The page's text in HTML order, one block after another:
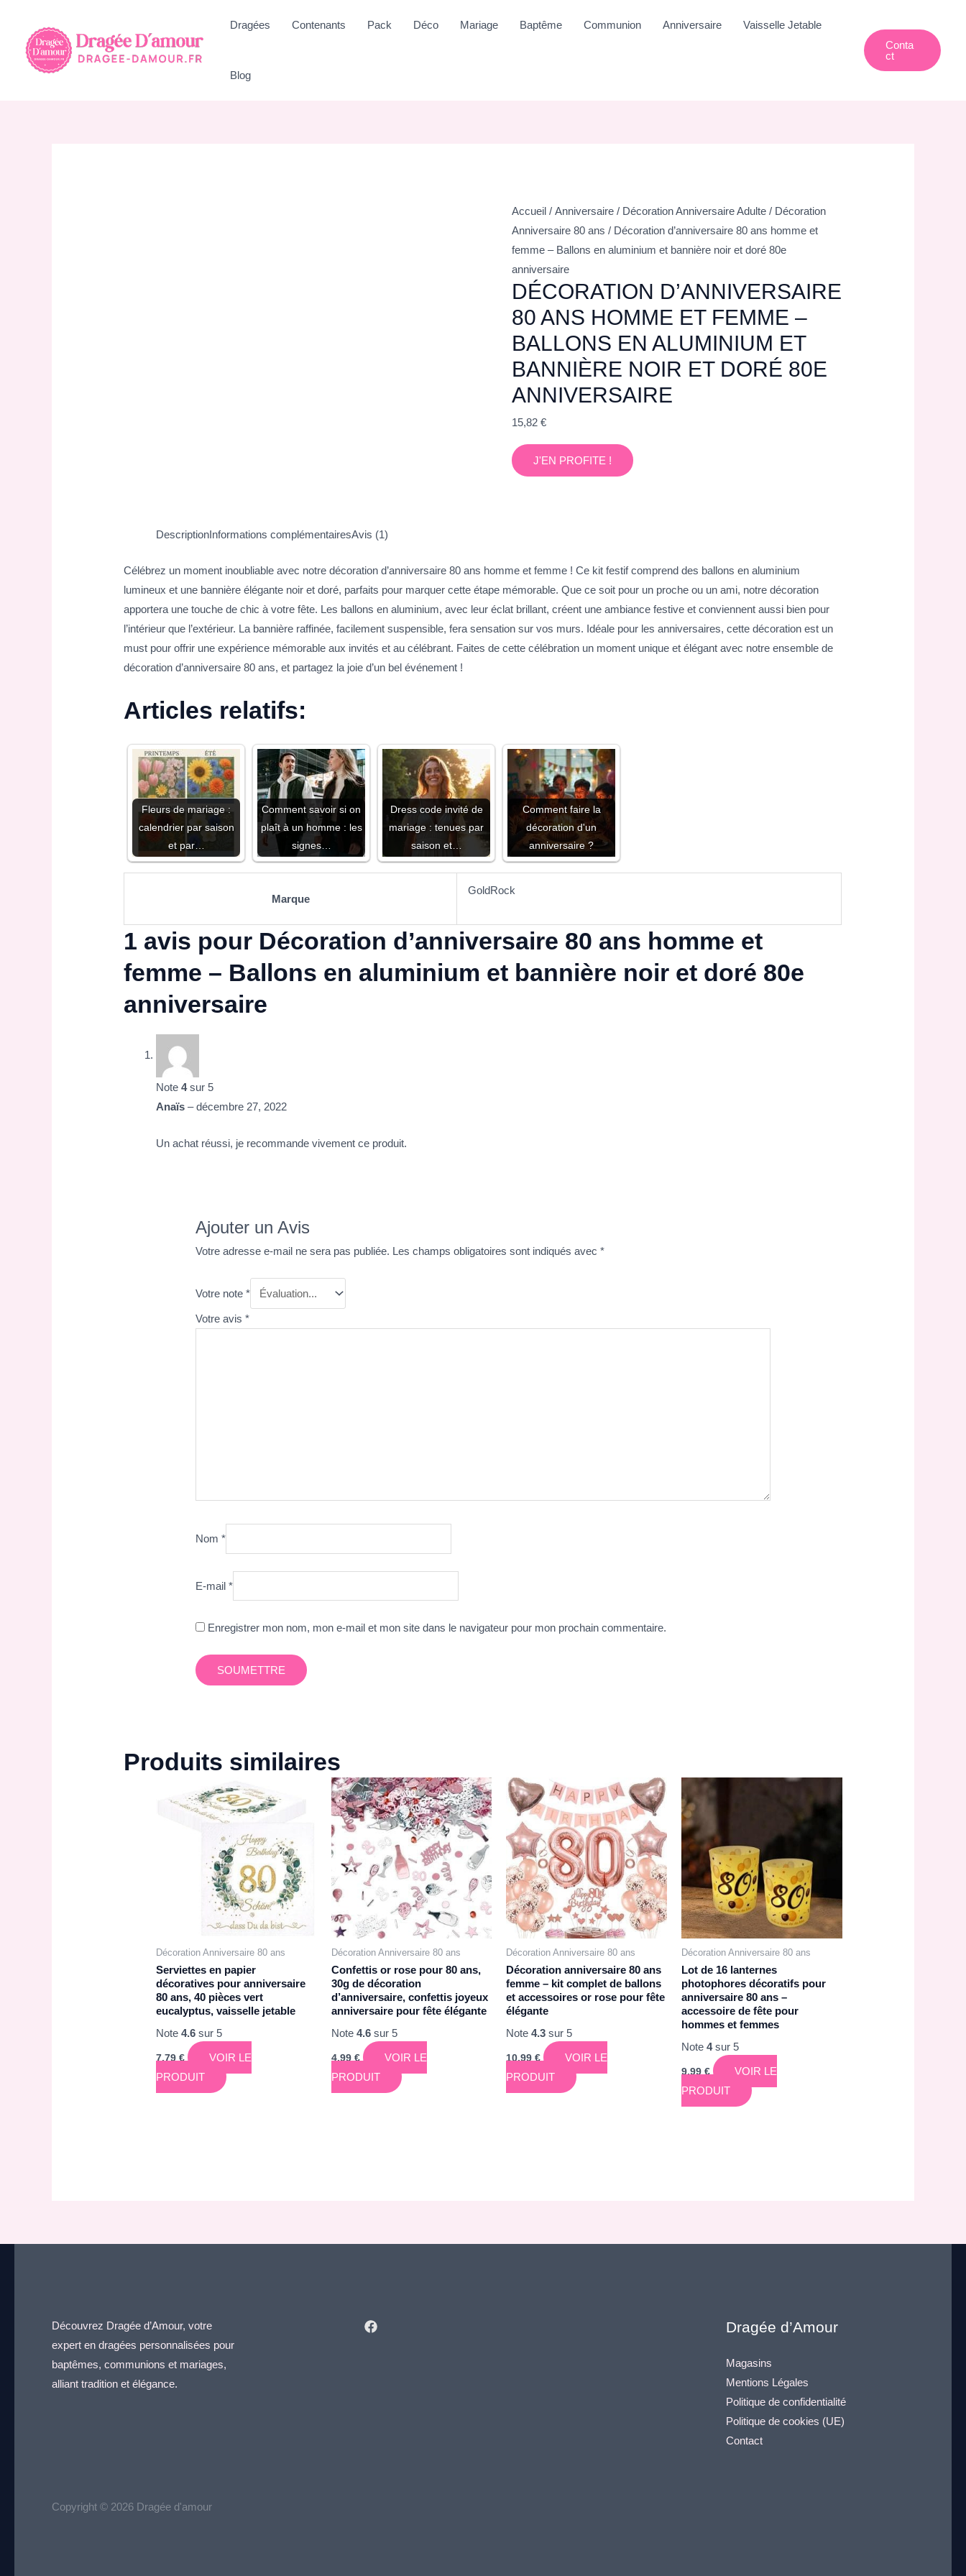
contenu
Dragées Contenants Pack Déco Mariage Baptême Communion Anniversaire Vaisselle Jetable
Blog
Conta
Ct
Accueil / Anniversaire / Décoration Anniversaire Adulte / Décoration
Anniversaire 80 ans / Décoration d’anniversaire 80 ans homme et
femme – Ballons en aluminium et bannière noir et doré 80e
anniversaire
DÉCORATION D’ANNIVERSAIRE
80 ANS HOMME ET FEMME –
BALLONS EN ALUMINIUM ET
BANNIÈRE NOIR ET DORÉ 80E
ANNIVERSAIRE
15,82 €
J'EN PROFITE !
DescriptionInformations complémentairesAvis (1)
Célébrez un moment inoubliable avec notre décoration d’anniversaire 80 ans homme et femme ! Ce kit festif comprend des ballons en aluminium
lumineux et une bannière élégante noir et doré, parfaits pour marquer cette étape mémorable. Que ce soit pour un proche ou un ami, notre décoration
apportera une touche de chic à votre fête. Les ballons en aluminium, avec leur éclat brillant, créent une ambiance festive et conviennent aussi bien pour
l’intérieur que l’extérieur. La bannière raffinée, facilement suspensible, fera sensation sur vos murs. Idéale pour les anniversaires, cette décoration est un
must pour offrir une expérience mémorable aux invités et au célébrant. Faites de cette célébration un moment unique et élégant avec notre ensemble de
décoration d’anniversaire 80 ans, et partagez la joie d’un bel événement !
Articles relatifs:
Fleurs de mariage :
calendrier par saison
et par…
Comment savoir si on
plaît à un homme : les
signes…
Dress code invité de
mariage : tenues par
saison et…
Comment faire la
décoration d'un
anniversaire ?
Marque
GoldRock
1 avis pour Décoration d’anniversaire 80 ans homme et
femme – Ballons en aluminium et bannière noir et doré 80e
anniversaire
Note4sur 5
Anaïs– décembre 27, 2022
Un achat réussi, je recommande vivement ce produit.
Ajouter un Avis
Votre adresse e-mail ne sera pas publiée. Les champs obligatoires sont indiqués avec*
Votre note*
Votre avis*
Nom*
E-mail*
Enregistrer mon nom, mon e-mail et mon site dans le navigateur pour mon prochain commentaire.
Produits similaires
Décoration Anniversaire 80 ans
Serviettes en papier
décoratives pour anniversaire
80 ans, 40 pièces vert
eucalyptus, vaisselle jetable
Note4.6 sur 5
7,79€
VOIR LE
PRODUIT
Décoration Anniversaire 80 ans
Confettis or rose pour 80 ans,
30g de décoration
d’anniversaire, confettis joyeux
anniversaire pour fête élégante
Note 4.6sur 5
4,99€
VOIR LE
PRODUIT
Décoration Anniversaire 80 ans
Décoration anniversaire 80 ans
femme – kit complet de ballons
et accessoires or rose pour fête
élégante
Note4.3 sur 5
10,99€
VOIR LE
PRODUIT
Décoration Anniversaire 80 ans
Lot de 16 lanternes
photophores décoratifs pour
anniversaire 80 ans –
accessoire de fête pour
hommes et femmes
Note4sur 5
9,99€
VOIR LE
PRODUIT
Découvrez Dragée d’Amour, votre
expert en dragées personnalisées pour
baptêmes, communions et mariages,
alliant tradition et élégance.
Dragée d’Amour
Magasins
Mentions Légales
Politique de confidentialité
Politique de cookies (UE)
Contact
Copyright © 2026 Dragée d'amour